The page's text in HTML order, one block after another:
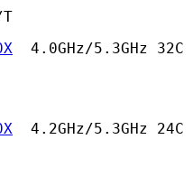
4.0GHz/5.3GHz 32C
4.2GHz/5.3GHz 24C